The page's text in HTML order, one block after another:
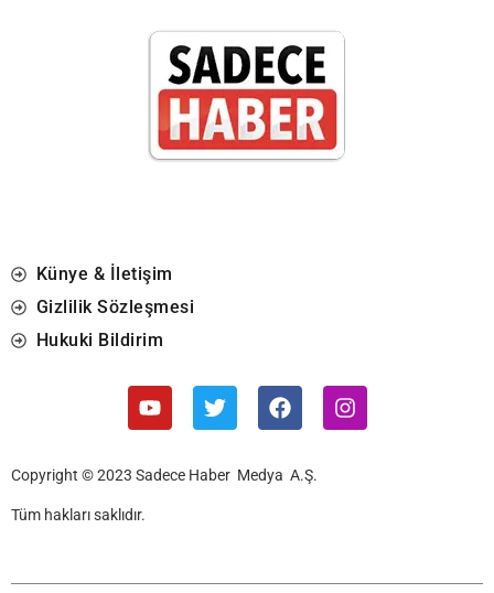
Künye & İletişim
Gizlilik Sözleşmesi
Hukuki Bildirim
Copyright © 2023 Sadece Haber Medya A.Ş.
Tüm hakları saklıdır.